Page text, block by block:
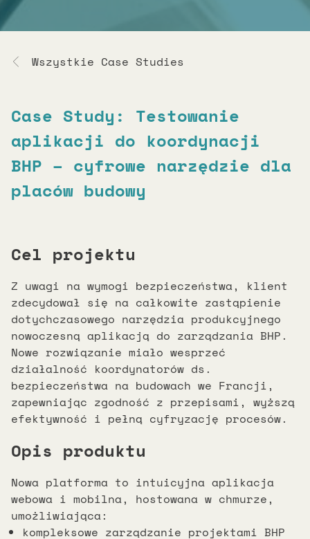
Wszystkie Case Studies
Case Study: Testowanie
aplikacji do koordynacji
BHP – cyfrowe narzędzie dla
placów budowy
Cel projektu
Z uwagi na wymogi bezpieczeństwa, klient
zdecydował się na całkowite zastąpienie
dotychczasowego narzędzia produkcyjnego
nowoczesną aplikacją do zarządzania BHP.
Nowe rozwiązanie miało wesprzeć
działalność koordynatorów ds.
bezpieczeństwa na budowach we Francji,
zapewniając zgodność z przepisami, wyższą
efektywność i pełną cyfryzację procesów.
Opis produktu
Nowa platforma to intuicyjna aplikacja
webowa i mobilna, hostowana w chmurze,
umożliwiająca:
kompleksowe zarządzanie projektami BHP